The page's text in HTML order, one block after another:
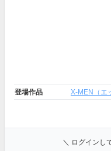
登場作品 X-MEN（エ
＼ ログインし